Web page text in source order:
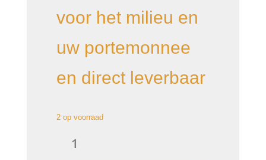
voor het milieu en
uw portemonnee
en direct leverbaar
2 op voorraad